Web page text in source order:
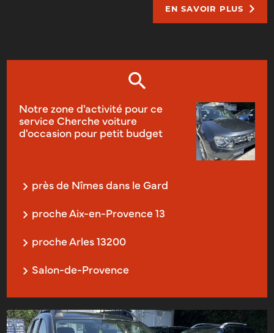
EN SAVOIR PLUS
Notre zone d'activité pour ce
service Cherche voiture
d'occasion pour petit budget
près de Nîmes dans le Gard
proche Aix-en-Provence 13
proche Arles 13200
Salon-de-Provence